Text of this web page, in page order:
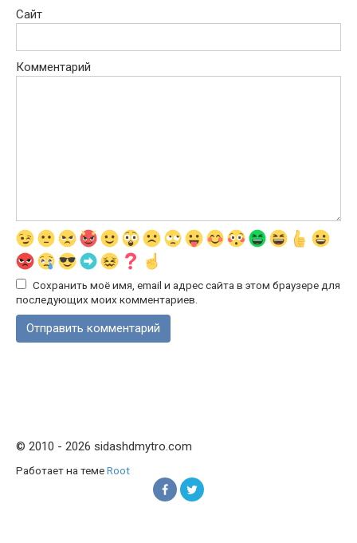
Сайт
Комментарий
Сохранить моё имя, email и адрес сайта в этом браузере для
последующих моих комментариев.
© 2010 - 2026 sidashdmytro.com
Работает на темеRoot